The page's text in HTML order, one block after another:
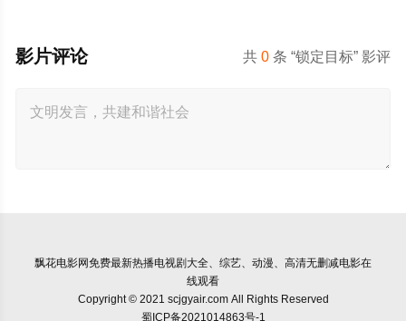
共0 条 “锁定目标” 影评
影片评论
飘花电影网免费最新热播电视剧大全、综艺、动漫、高清无删减电影在
线观看
Copyright © 2021 scjgyair.com All Rights Reserved
蜀ICP备2021014863号-1